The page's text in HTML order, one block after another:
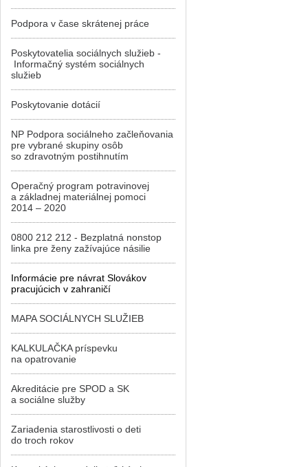
Podpora v čase skrátenej práce
Poskytovatelia sociálnych služieb -
Informačný systém sociálnych
služieb
Poskytovanie dotácií
NP Podpora sociálneho začleňovania
pre vybrané skupiny osôb
so zdravotným postihnutím
Operačný program potravinovej
a základnej materiálnej pomoci
2014 – 2020
0800 212 212 - Bezplatná nonstop
linka pre ženy zažívajúce násilie
Informácie pre návrat Slovákov
pracujúcich v zahraničí
MAPA SOCIÁLNYCH SLUŽIEB
KALKULAČKA príspevku
na opatrovanie
Akreditácie pre SPOD a SK
a sociálne služby
Zariadenia starostlivosti o deti
do troch rokov